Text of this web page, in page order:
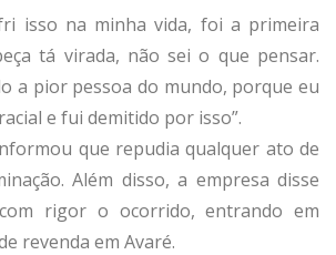
isso na minha vida, foi a primeira
tá virada, não sei o que pensar.
a pior pessoa do mundo, porque eu
e fui demitido por isso”.
que repudia qualquer ato de
Além disso, a empresa disse
rigor o ocorrido, entrando em
revenda em Avaré.